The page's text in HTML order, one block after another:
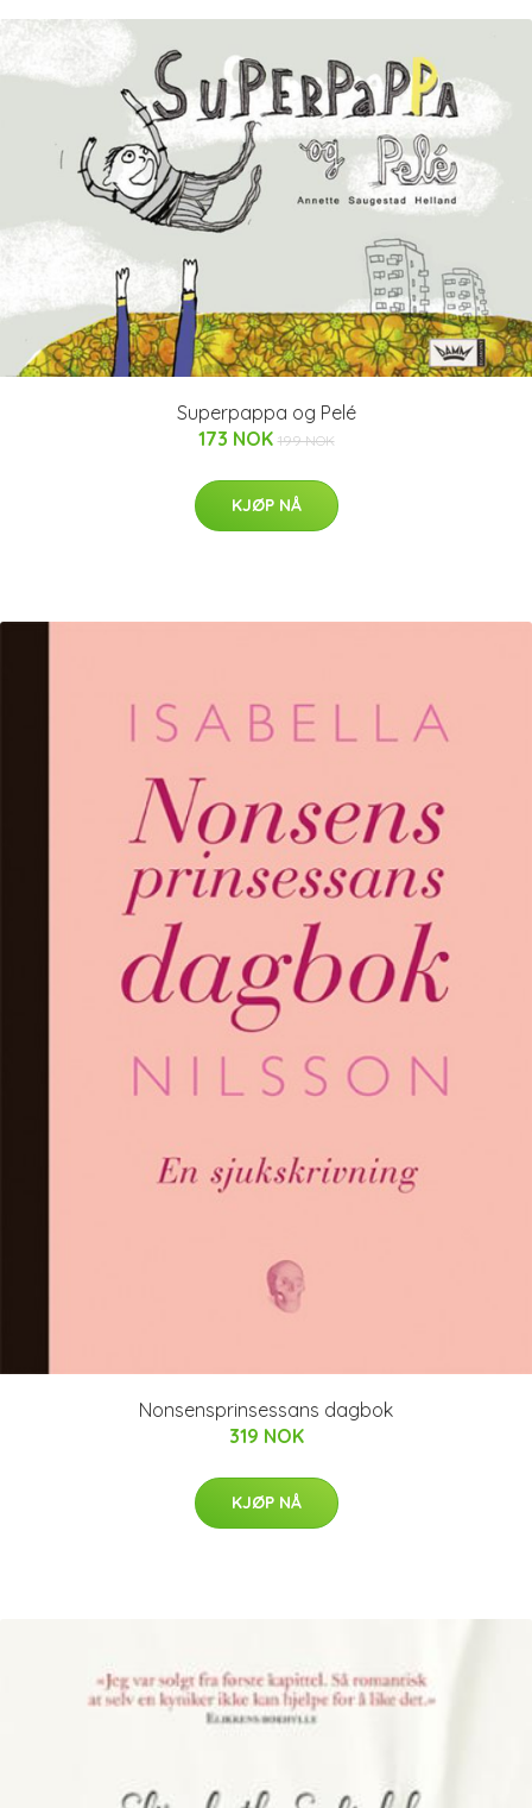
Superpappa og Pelé
173 NOK 199 NOK
KJØP NÅ
Nonsensprinsessans dagbok
319 NOK
KJØP NÅ